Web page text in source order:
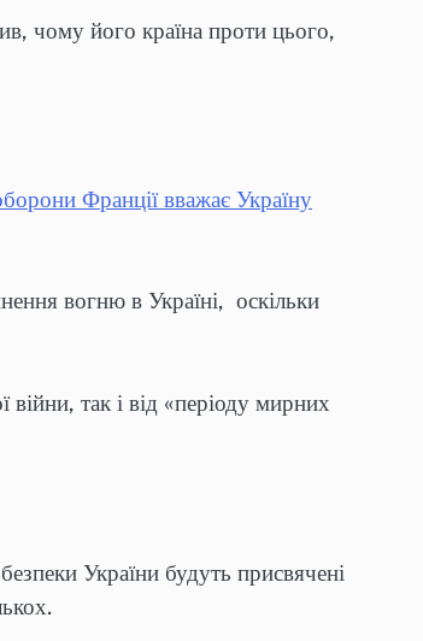
чому його країна проти цього,
Франції вважає Україну
вогню в Україні, оскільки
так і від «періоду мирних
України будуть присвячені